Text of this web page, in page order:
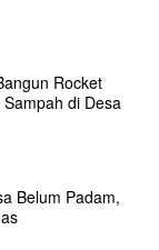
Rocket
di Desa
Belum Padam,